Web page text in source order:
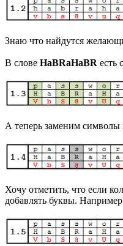
Знаю что найдутся
В слове HaBRaHaBR есть
А теперь заменим символы
Хочу отметить, что если
добавлять буквы. Например